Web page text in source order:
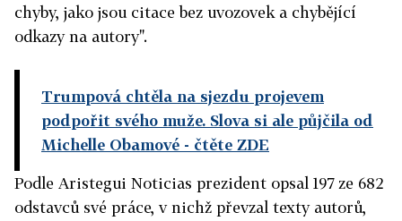
chyby, jako jsou citace bez uvozovek a chybějící
odkazy na autory".
Trumpová chtěla na sjezdu projevem
podpořit svého muže. Slova si ale půjčila od
Michelle Obamové - čtěte ZDE
Podle Aristegui Noticias prezident opsal 197 ze 682
odstavců své práce, v nichž převzal texty autorů,